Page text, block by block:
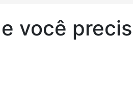
você